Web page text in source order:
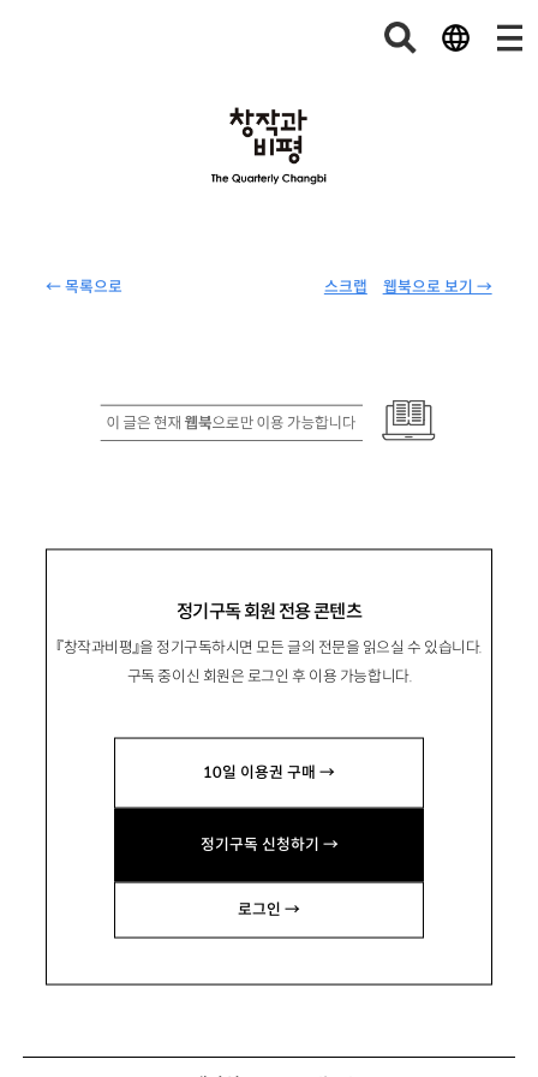
← 목록으로 웹북으로 보기 →
스크랩
정기구독 회원 전용 콘텐츠
『창작과비평』을 정기구독하시면 모든 글의 전문을 읽으실 수 있습니다.
구독 중이신 회원은 로그인 후 이용 가능합니다.
10일 이용권 구매 →
정기구독 신청하기 →
로그인 →